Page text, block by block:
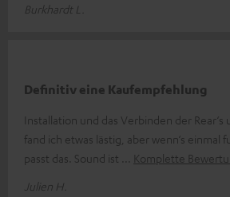
Burkhardt L.
Definitiv eine Kaufempfehlung
Installation und das Verbinden der
fand ich etwas lästig, aber wenn‘s einmal
passt das. Sound ist
Komplette
Julien H.